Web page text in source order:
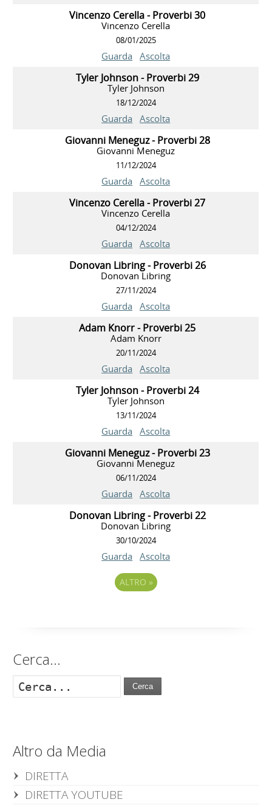
Vincenzo Cerella - Proverbi 30
Vincenzo Cerella
08/01/2025
Guarda Ascolta
Tyler Johnson - Proverbi 29
Tyler Johnson
18/12/2024
Guarda Ascolta
Giovanni Meneguz - Proverbi 28
Giovanni Meneguz
11/12/2024
Guarda Ascolta
Vincenzo Cerella - Proverbi 27
Vincenzo Cerella
04/12/2024
Guarda Ascolta
Donovan Libring - Proverbi 26
Donovan Libring
27/11/2024
Guarda Ascolta
Adam Knorr - Proverbi 25
Adam Knorr
20/11/2024
Guarda Ascolta
Tyler Johnson - Proverbi 24
Tyler Johnson
13/11/2024
Guarda Ascolta
Giovanni Meneguz - Proverbi 23
Giovanni Meneguz
06/11/2024
Guarda Ascolta
Donovan Libring - Proverbi 22
Donovan Libring
30/10/2024
Guarda Ascolta
ALTRO »
Cerca…
Cerca
Altro da Media
DIRETTA
DIRETTA YOUTUBE